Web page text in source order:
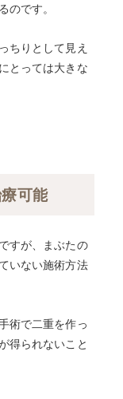
のです。
ちりとして見え
とっては大きな
可能
すが、まぶたの
いない施術方法
術で二重を作っ
得られないこと